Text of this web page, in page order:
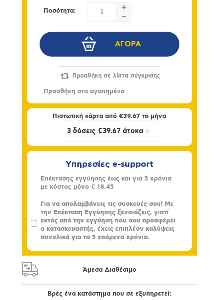
Ποσότητα:
+
-
Πιστωτική κάρτα από€39.67 το μήνα
Υπηρεσίες e-support
Επέκτασης εγγύησης έως και για 5 χρόνια
με κόστος μόνο € 18.45
Για να απολαμβάνεις τις συσκευές σου! Με
την Επέκταση Εγγύησης ξενοιάζεις, γιατί
εκτός από την εγγύηση που σου προσφέρει
ο κατασκευαστής, έχεις επιπλέον καλύψεις
συνολικά για τα 5 επόμενα χρόνια.
Άμεσα Διαθέσιμο
Βρές ένα κατάστημα που σε εξυπηρετεί: